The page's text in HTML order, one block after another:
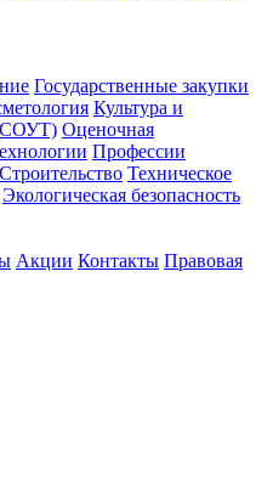
Государственные закупки
Культура и
(СОУТ) Оценочная
Профессии
Строительство Техническое
Экологическая безопасность
Акции Контакты Правовая